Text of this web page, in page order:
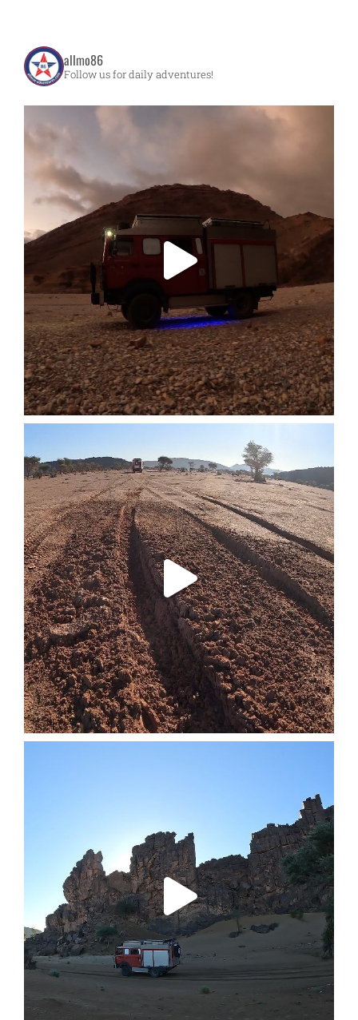
allmo86
Follow us for daily adventures!